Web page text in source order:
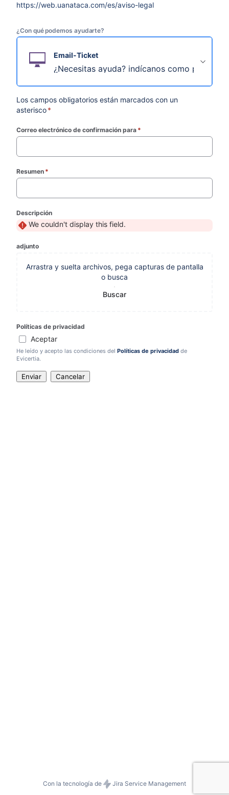
https://web.uanataca.com/es/aviso-legal
¿Con qué podemos ayudarte?
Email-Ticket
¿Necesitas ayuda? indícanos como
Los campos obligatorios están marcados con un
asterisco*
Correo electrónico de confirmación para *
Resumen *
Descripción
We couldn't display this field.
adjunto
Arrastra y suelta archivos, pega capturas de pantalla
o busca
Buscar
Políticas de privacidad
Aceptar
He leído y acepto las condiciones delPolíticas de privacidadde
Evicertia.
Enviar Cancelar
Con la tecnología de Jira Service Management